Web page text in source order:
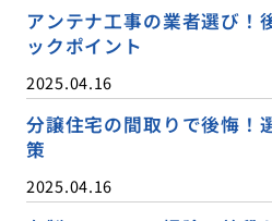
アンテナ工事の業者選び！
ックポイント
2025.04.16
分譲住宅の間取りで後悔！
策
2025.04.16